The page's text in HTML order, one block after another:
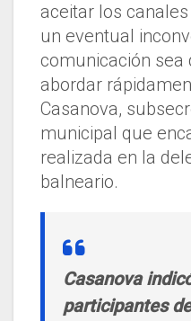
aceitar los
un eventual
comunicación sea
abordar
Casanova,
municipal que
realizada en la
balneario.
Casanova
participantes